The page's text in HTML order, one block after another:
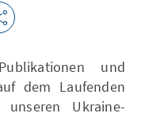
und
dem Laufenden
Ukraine-